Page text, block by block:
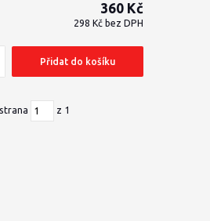
360 Kč
298 Kč bez DPH
Přidat do košíku
strana z 1